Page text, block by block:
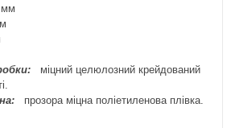
мм
міцний целюлозний крейдований
прозора міцна поліетиленова плівка.